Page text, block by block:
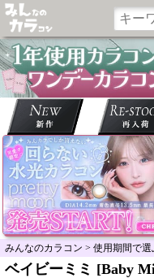
みんなのカラコン > 使用期間で選
ベイビーミミ [Baby